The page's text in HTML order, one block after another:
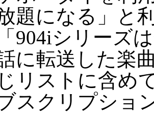
題になる」と
「904iシリーズ
に転送した楽
じリストに含め
スクリプショ